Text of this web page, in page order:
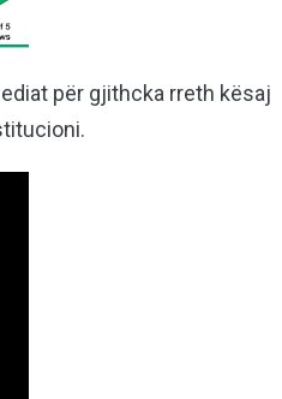
për gjithcka rreth kësaj